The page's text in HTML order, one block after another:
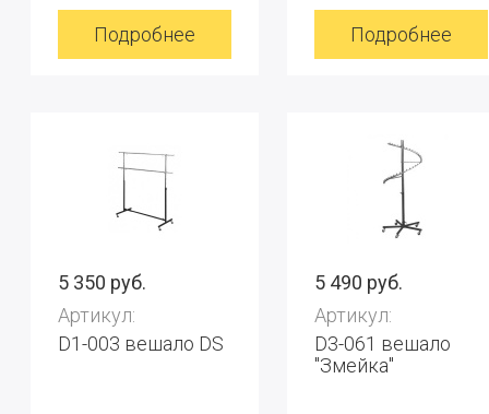
Подробнее Подробнее
5 350 руб.
Артикул:
D1-003 вешало DS
5 490 руб.
Артикул:
D3-061 вешало
"Змейка"